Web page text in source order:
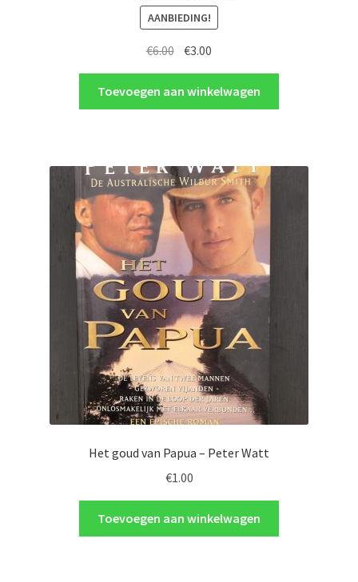
AANBIEDING!
€6.00 Oorspronkelijke
was:
€6.00.
€3.00
is:
€3.00.
Toevoegen aan winkelwagen
Het goud van Papua – Peter Watt
€1.00
Toevoegen aan winkelwagen